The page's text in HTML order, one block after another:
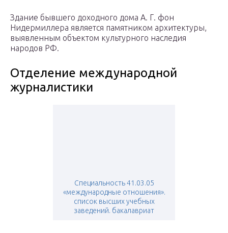
Здание бывшего доходного дома А. Г. фон
Нидермиллера является памятником архитектуры,
выявленным объектом культурного наследия
народов РФ.
Отделение международной
журналистики
Специальность 41.03.05
«международные отношения».
список высших учебных
заведений. бакалавриат